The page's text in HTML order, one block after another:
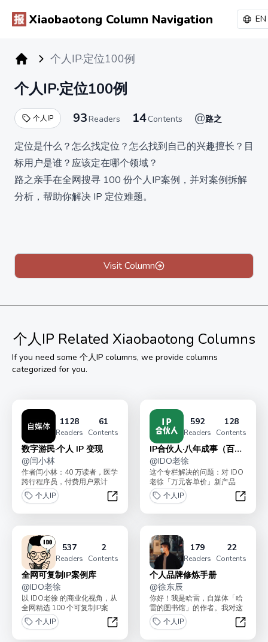
Xiaobaotong Column Navigation EN
个人IP·定位100例
个人IP·定位100例
个人IP 93Readers 14Contents @路之
定位是什么？怎么找定位？怎么找到自己的兴趣擅长？目
标用户是谁？应该定在哪个领域？
路之亲手在全网搜寻 100 份个人IP案例，并对案例拆解
分析，帮助你解决 IP 定位难题。
专栏原价 199，当前价19.9元，一次付费终身买断。更
新到 100 篇，恢复原价。
Visit Column
个人IP Related Xiaobaotong Columns
If you need some 个人IP columns, we provide columns
categorized for you.
1128
Readers
61
Contents
数字游民·个人 IP 变现
@闫小林
作者闫小林：40 万读者，医学
跨行程序员，付费用户累计
30000+，目前自由职业，即将
走遍中国。专...
个人IP
数字游民·个人 IP 变现
592
Readers
128
Contents
IP合伙人·八年成事（百问
百答）
@IDO老徐
这个专栏解决的问题：对 IDO
老徐「万元客单价」新产品
《老徐合伙人》感兴趣，但还
在纠结。或不确定是否...
个人IP
IP合
537
Readers
2
Contents
全网可复制IP案例库
@IDO老徐
以 IDO老徐 的商业化视角，从
全网精选 100 个可复制IP案
例，探索可复制路径 。不限
于：微信生...
个人IP
全网可复制IP案例库
179
Readers
22
Contents
个人品牌修炼手册
@徐东辰
你好！我是哈雷，自媒体「哈
雷的图书馆」的作者。我对这
个专栏的定位是：看完就会的
实操手册 + 迅速提升...
个人IP
个人